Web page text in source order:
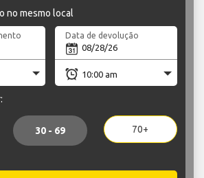
no mesmo local
Data de devolução
30 - 69 70+